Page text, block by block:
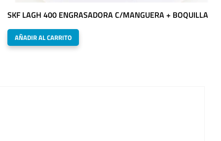
SKF LAGH 400 ENGRASADORA C/MANGUERA + BOQUILLA
AÑADIR AL CARRITO